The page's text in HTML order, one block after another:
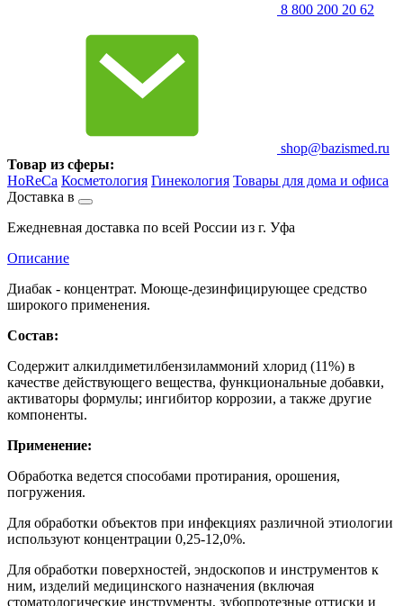
8 800 200 20 62
shop@bazismed.ru
Товар из сферы:
HoReCa Косметология Гинекология Товары для дома и офиса
Доставка в
Ежедневная доставка по всей России из г. Уфа
Описание
Диабак - концентрат. Моюще-дезинфицирующее средство
широкого применения.
Состав:
Содержит алкилдиметилбензиламмоний хлорид (11%) в
качестве действующего вещества, функциональные добавки,
активаторы формулы; ингибитор коррозии, а также другие
компоненты.
Применение:
Обработка ведется способами протирания, орошения,
погружения.
Для обработки объектов при инфекциях различной этиологии
используют концентрации 0,25-12,0%.
Для обработки поверхностей, эндоскопов и инструментов к
ним, изделий медицинского назначения (включая
стоматологические инструменты, зубопротезные оттиски и